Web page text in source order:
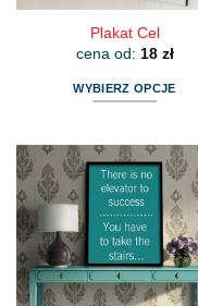
Plakat Cel
cena od: 18 zł
WYBIERZ OPCJE
ma
wiele
wariantów.
Opcje
można
wybrać
na